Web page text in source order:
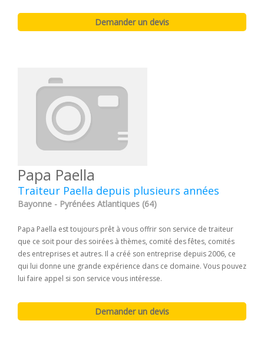
Papa Paella
Traiteur Paella depuis plusieurs années
Bayonne - Pyrénées Atlantiques (64)
Papa Paella est toujours prêt à vous offrir son service de traiteur
que ce soit pour des soirées à thèmes, comité des fêtes, comités
des entreprises et autres. Il a créé son entreprise depuis 2006, ce
qui lui donne une grande expérience dans ce domaine. Vous pouvez
lui faire appel si son service vous intéresse.